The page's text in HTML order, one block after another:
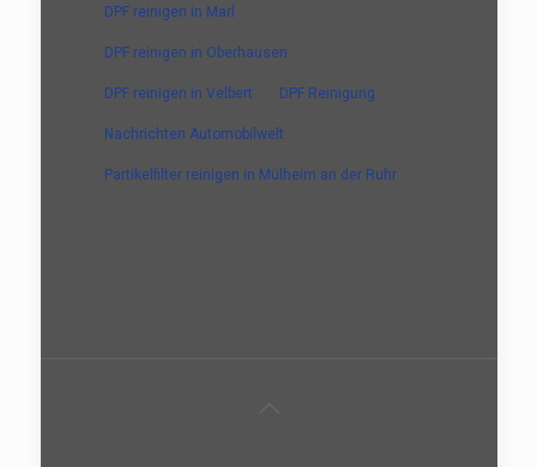
DPF reinigen in Marl
DPF reinigen in Oberhausen
DPF reinigen in Velbert DPF Reinigung
Nachrichten Automobilwelt
Partikelfilter reinigen in Mülheim an der Ruhr